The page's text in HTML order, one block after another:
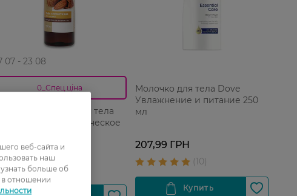
07 - 23 08
0_Спец.ціна
массажное для тела
Code Косметическое
ГРН
ГРН
Молочко для тела Dove
Увлажнение и питание 250
мл
207,99 ГРН
веб-сайта и
наш
больше об
в отношении